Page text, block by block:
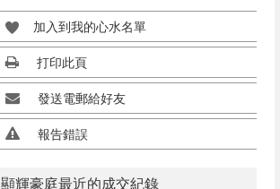
加入到我的心水名單
打印此頁
發送電郵給好友
報告錯誤
顯輝豪庭最近的成交紀錄